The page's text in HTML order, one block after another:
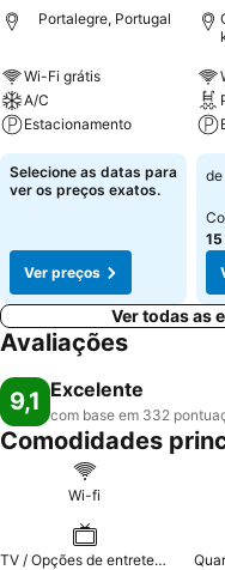
Portalegre, Portugal
Wi-Fi grátis
A/C
Estacionamento
Selecione as datas para
ver os preços exatos.
Ver preços
de
Ver todas as
Avaliações
9,1 Excelente
com base em 332
Comodidades
Wi-fi
TV / Opções de entretenimento